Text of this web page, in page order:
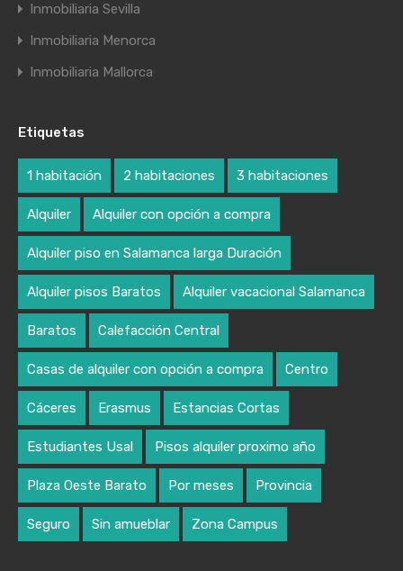
Inmobiliaria Sevilla
Inmobiliaria Menorca
Inmobiliaria Mallorca
Etiquetas
1 habitación 2 habitaciones 3 habitaciones
Alquiler Alquiler con opción a compra
Alquiler piso en Salamanca larga Duración
Alquiler pisos Baratos Alquiler vacacional Salamanca
Baratos Calefacción Central
Casas de alquiler con opción a compra Centro
Cáceres Erasmus Estancias Cortas
Estudiantes Usal Pisos alquiler proximo año
Plaza Oeste Barato Por meses Provincia
Seguro Sin amueblar Zona Campus